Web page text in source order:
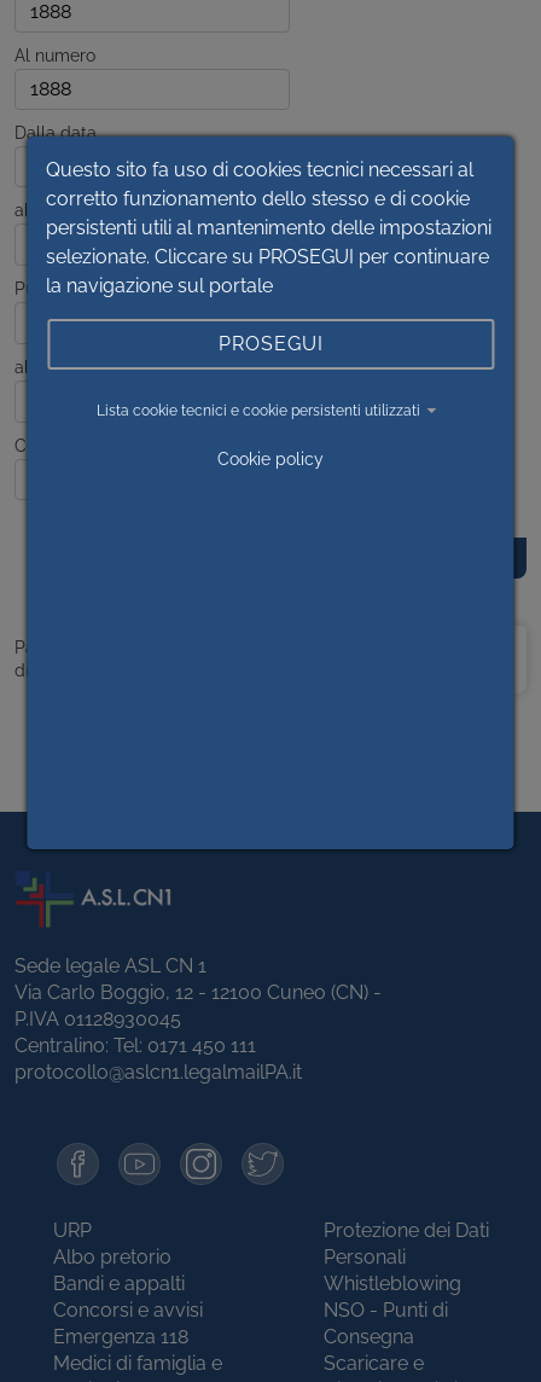
Al numero
Dalla data
alla data
Pubblicato dal
al
Contenuto
Pagina 1
di 1
Sede legale ASL CN 1
Via Carlo Boggio, 12 - 12100 Cuneo (CN) -
P.IVA 01128930045
Centralino: Tel: 0171 450 111
protocollo@aslcn1.legalmailPA.it
URP
Albo pretorio
Bandi e appalti
Concorsi e avvisi
Emergenza 118
Medici di famiglia e
Protezione dei Dati
Personali
Whistleblowing
NSO - Punti di
Consegna
Scaricare e
Questo sito fa uso di cookies tecnici necessari al
corretto funzionamento dello stesso e di cookie
persistenti utili al mantenimento delle impostazioni
selezionate. Cliccare su PROSEGUI per continuare
la navigazione sul portale
PROSEGUI
Lista cookie tecnici e cookie persistenti utilizzati
Cookie policy